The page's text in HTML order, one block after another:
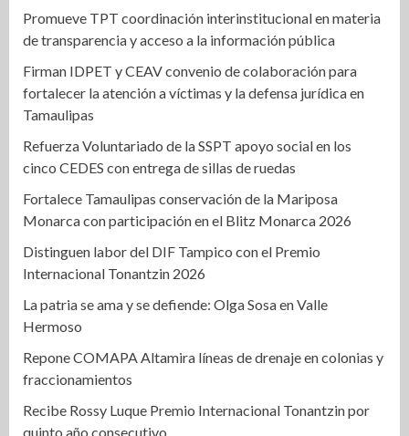
Promueve TPT coordinación interinstitucional en materia
de transparencia y acceso a la información pública
Firman IDPET y CEAV convenio de colaboración para
fortalecer la atención a víctimas y la defensa jurídica en
Tamaulipas
Refuerza Voluntariado de la SSPT apoyo social en los
cinco CEDES con entrega de sillas de ruedas
Fortalece Tamaulipas conservación de la Mariposa
Monarca con participación en el Blitz Monarca 2026
Distinguen labor del DIF Tampico con el Premio
Internacional Tonantzin 2026
La patria se ama y se defiende: Olga Sosa en Valle
Hermoso
Repone COMAPA Altamira líneas de drenaje en colonias y
fraccionamientos
Recibe Rossy Luque Premio Internacional Tonantzin por
quinto año consecutivo